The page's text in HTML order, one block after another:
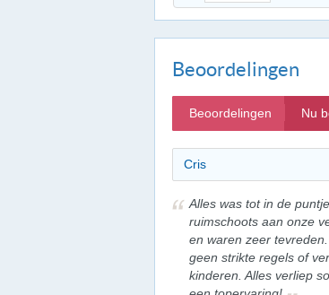
Beoordelingen
Beoordelingen Nu
Cris
Alles was tot in de
ruimschoots aan onze
en waren zeer
geen strikte regels of
kinderen. Alles verliep